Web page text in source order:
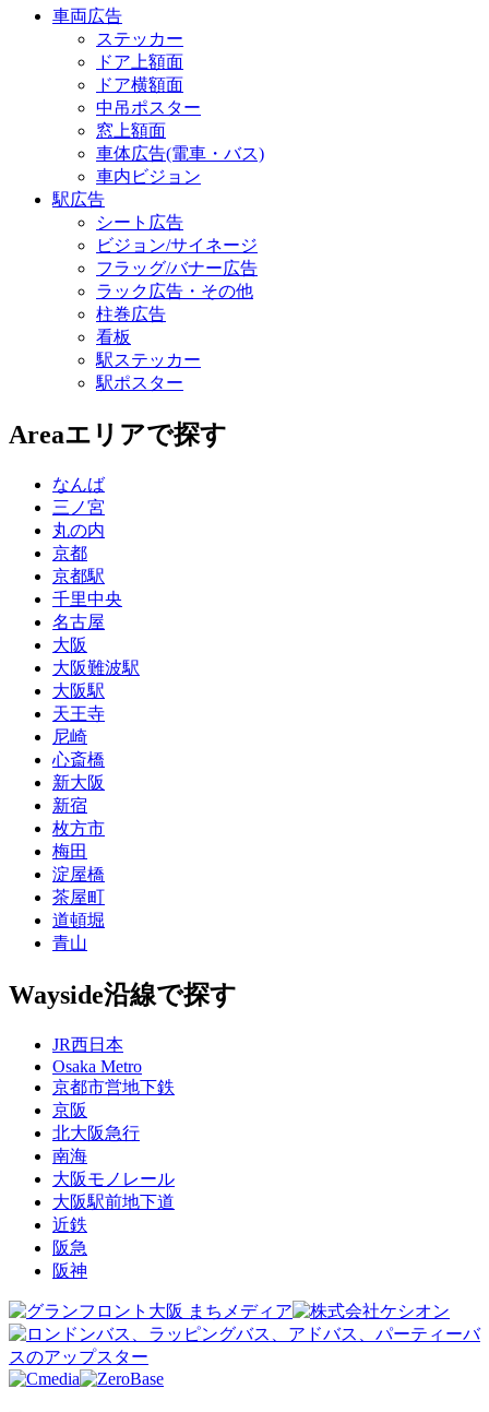
車両広告
ステッカー
ドア上額面
ドア横額面
中吊ポスター
窓上額面
車体広告(電車・バス)
車内ビジョン
駅広告
シート広告
ビジョン/サイネージ
フラッグ/バナー広告
ラック広告・その他
柱巻広告
看板
駅ステッカー
駅ポスター
Areaエリアで探す
なんば
三ノ宮
丸の内
京都
京都駅
千里中央
名古屋
大阪
大阪難波駅
大阪駅
天王寺
尼崎
心斎橋
新大阪
新宿
枚方市
梅田
淀屋橋
茶屋町
道頓堀
青山
Wayside沿線で探す
JR西日本
Osaka Metro
京都市営地下鉄
京阪
北大阪急行
南海
大阪モノレール
大阪駅前地下道
近鉄
阪急
阪神